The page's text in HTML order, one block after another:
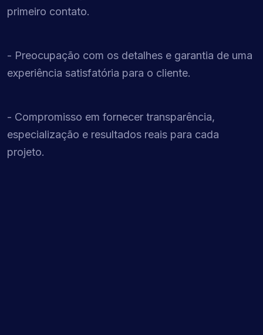
primeiro contato.
- Preocupação com os detalhes e garantia de uma
experiência satisfatória para o cliente.
- Compromisso em fornecer transparência,
especialização e resultados reais para cada
projeto.